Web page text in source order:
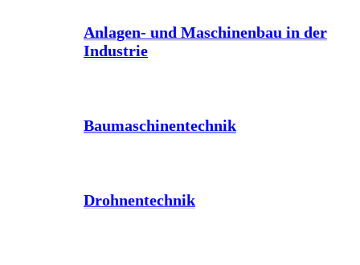
Anlagen- und Maschinenbau in der
Industrie
Baumaschinentechnik
Drohnentechnik